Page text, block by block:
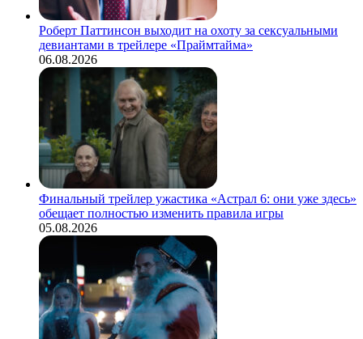
Роберт Паттинсон выходит на охоту за сексуальными
девиантами в трейлере «Праймтайма»
06.08.2026
Финальный трейлер ужастика «Астрал 6: они уже здесь»
обещает полностью изменить правила игры
05.08.2026